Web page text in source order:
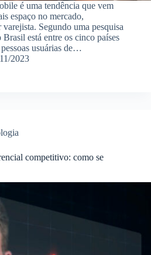
é uma tendência que vem
espaço no mercado,
varejista. Segundo uma pesquisa
está entre os cinco países
usuárias de…
2023
competitivo: como se